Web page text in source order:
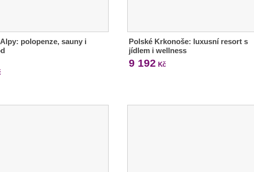
polopenze, sauny i
Polské Krkonoše: luxusní resort s
jídlem i wellness
9 192 Kč